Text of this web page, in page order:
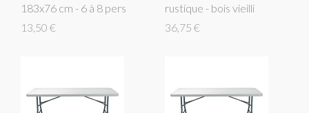
183x76 cm - 6 à 8 pers
13,50 €
rustique - bois vieilli
36,75 €